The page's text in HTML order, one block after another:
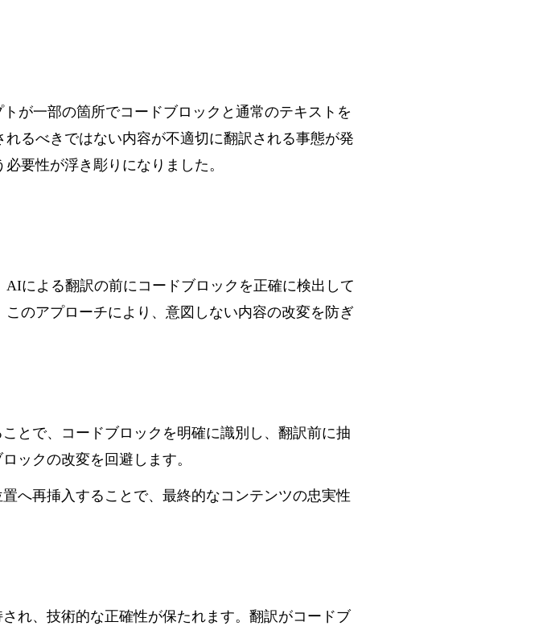
が一部の箇所でコードブロックと通常のテキストを
るべきではない内容が不適切に翻訳される事態が発
要性が浮き彫りになりました。
による翻訳の前にコードブロックを正確に検出して
のアプローチにより、意図しない内容の改変を防ぎ
ことで、コードブロックを明確に識別し、翻訳前に抽
ックの改変を回避します。
へ再挿入することで、最終的なコンテンツの忠実性
れ、技術的な正確性が保たれます。翻訳がコードブ